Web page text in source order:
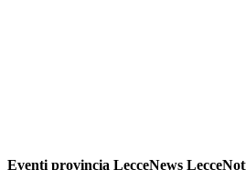
Eventi provincia LecceNews